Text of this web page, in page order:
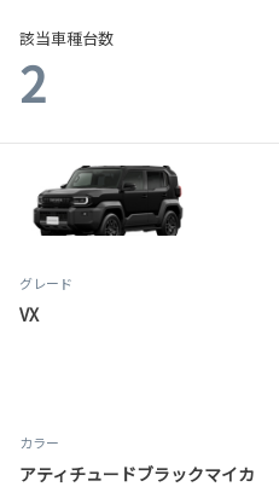
該当車種台数
2
グレード
VX
カラー
アティチュードブラックマイカ